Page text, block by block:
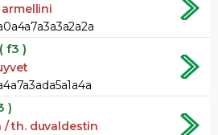
armellini
( f3 )
)
th. duvaldestin